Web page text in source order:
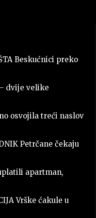
Beskućnici preko
dvije velike
osvojila treći naslov
Petrčane čekaju
apartman,
Vrške ćakule u